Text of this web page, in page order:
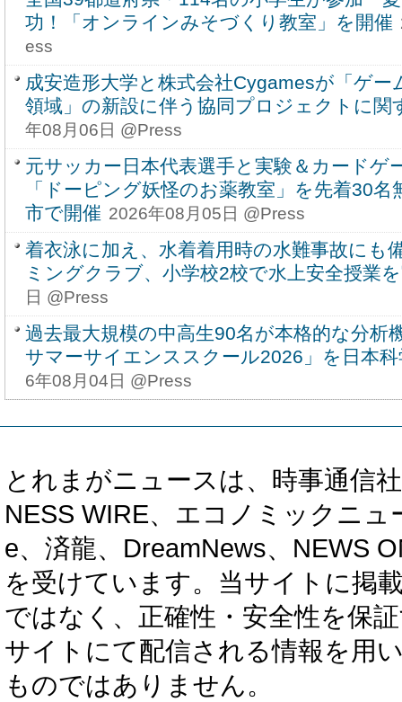
功！「オンラインみそづくり教室」を開催
ess
成安造形大学と株式会社Cygamesが「ゲ
領域」の新設に伴う協同プロジェクトに関
年08月06日 @Press
元サッカー日本代表選手と実験＆カードゲ
「ドーピング妖怪のお薬教室」を先着30
市で開催 2026年08月05日 @Press
着衣泳に加え、水着着用時の水難事故にも
ミングクラブ、小学校2校で水上安全授業
日 @Press
過去最大規模の中高生90名が本格的な分
サマーサイエンススクール2026」を日本
6年08月04日 @Press
とれまがニュースは、時事通信
NESS WIRE、エコノミックニ
e、済龍、DreamNews、NEWS
を受けています。当サイトに掲
ではなく、正確性・安全性を保
サイトにて配信される情報を用
ものではありません。